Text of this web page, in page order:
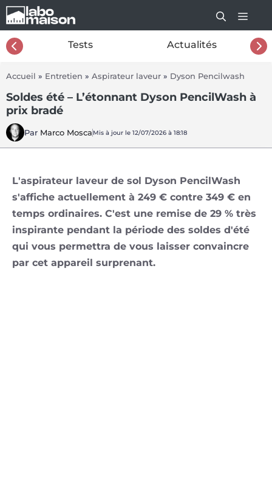
Aller
au
contenu
Tests Actualités
Accueil » Entretien » Aspirateur laveur » Dyson Pencilwash
Soldes été – L’étonnant Dyson PencilWash à
prix bradé
Par Marco Mosca Mis à jour le 12/07/2026 à 18:18
L'aspirateur laveur de sol Dyson PencilWash
s'affiche actuellement à 249 € contre 349 € en
temps ordinaires. C'est une remise de 29 % très
inspirante pendant la période des soldes d'été
qui vous permettra de vous laisser convaincre
par cet appareil surprenant.